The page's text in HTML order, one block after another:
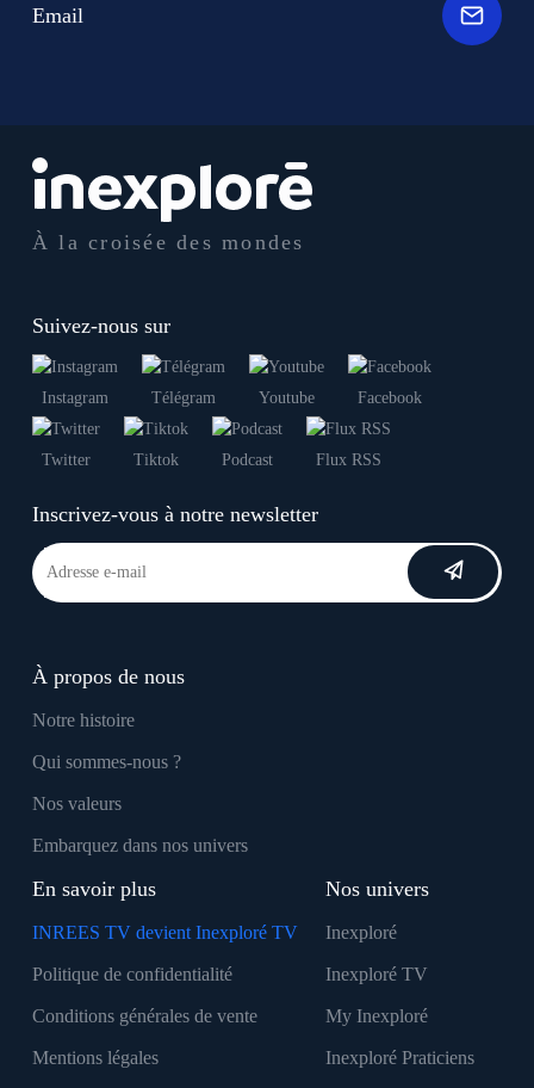
À la croisée des mondes
Suivez-nous sur
Instagram Télégram Youtube Facebook
Twitter Tiktok Podcast Flux RSS
Inscrivez-vous à notre newsletter
À propos de nous
Notre histoire
Qui sommes-nous ?
Nos valeurs
Embarquez dans nos univers
En savoir plus
INREES TV devient Inexploré TV
Politique de confidentialité
Conditions générales de vente
Mentions légales
Nos univers
Inexploré
Inexploré TV
My Inexploré
Inexploré Praticiens
Email